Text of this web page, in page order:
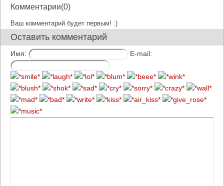
Комментарии(0)
Ваш комментарий будет первым! :)
Оставить комментарий
Имя: E-mail: